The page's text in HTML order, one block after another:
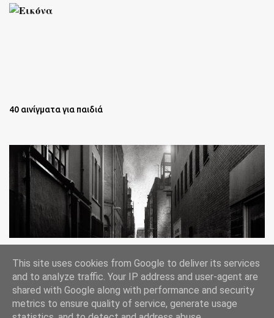
40 αινίγματα για παιδιά
Lee Jeffries
This site uses cookies from Google to deliver its services
and to analyze traffic. Your IP address and user-agent are
shared with Google along with performance and security
metrics to ensure quality of service, generate usage